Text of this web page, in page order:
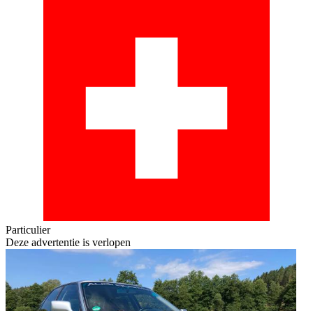
Particulier
Deze advertentie is verlopen